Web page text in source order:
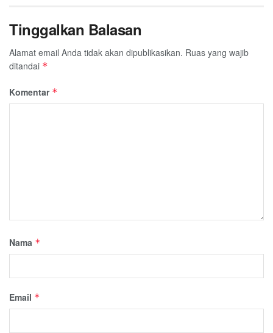
Tinggalkan Balasan
Alamat email Anda tidak akan dipublikasikan. Ruas yang wajib
ditandai *
Komentar *
Nama *
Email *